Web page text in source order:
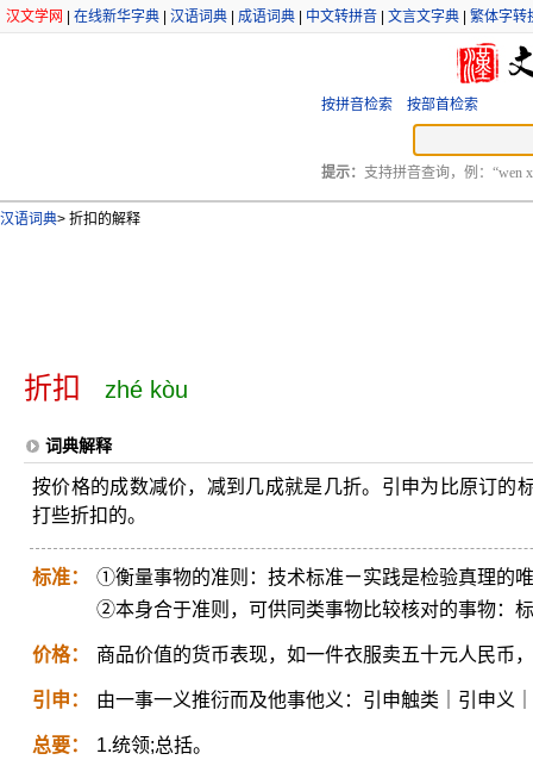
汉文学网 在线新华字典 汉语词典 成语词典 中文转拼音 文言文字典 繁体字转
按拼音检索 按部首检索
提示： 支持拼音查询，例：“wen
汉语词典> 折扣的解释
折扣 zhé kòu
词典解释
按价格的成数减价，减到几成就是几折。引申为比原订的
打些折扣的。
标准：
①衡量事物的准则：技术标准ㄧ实践是检验真理的
②本身合于准则，可供同类事物比较核对的事物：
价格： 商品价值的货币表现，如一件衣服卖五十元人民币
引申： 由一事一义推衍而及他事他义：引申触类｜引申义
总要：
1.统领;总括。